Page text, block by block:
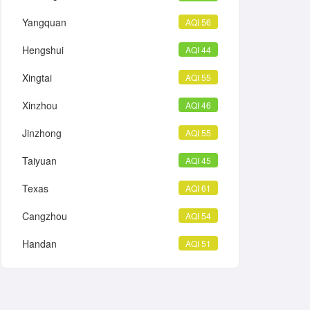
Yangquan AQI 56
Hengshui AQI 44
Xingtai AQI 55
Xinzhou AQI 46
Jinzhong AQI 55
Taiyuan AQI 45
Texas AQI 61
Cangzhou AQI 54
Handan AQI 51